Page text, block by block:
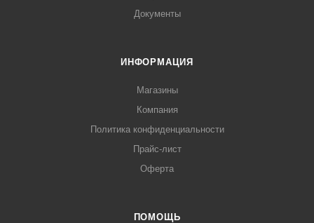
Документы
ИНФОРМАЦИЯ
Магазины
Компания
Политика конфиденциальности
Прайс-лист
Оферта
ПОМОЩЬ